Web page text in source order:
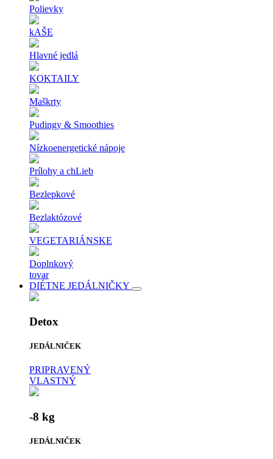
Polievky
kAŠE
Hlavné jedlá
KOKTAILY
Maškrty
Pudingy & Smoothies
Nízkoenergetické nápoje
Prílohy a chLieb
Bezlepkové
Bezlaktózové
VEGETARIÁNSKE
Doplnkový
tovar
DIÉTNE JEDÁLNIČKY
Detox
JEDÁLNIČEK
PRIPRAVENÝ
VLASTNÝ
-8 kg
JEDÁLNIČEK